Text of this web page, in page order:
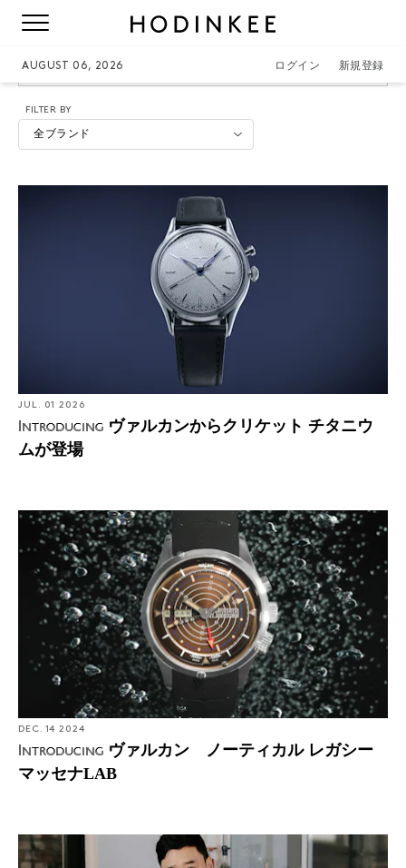
AUGUST 06, 2026 ログイン 新規登録
VULCAIN
FILTER BY
全ブランド
JUL. 01 2026
Introducing ヴァルカンからクリケット チタニウ
ムが登場
DEC. 14 2024
Introducing ヴァルカン ノーティカル レガシー
マッセナLAB